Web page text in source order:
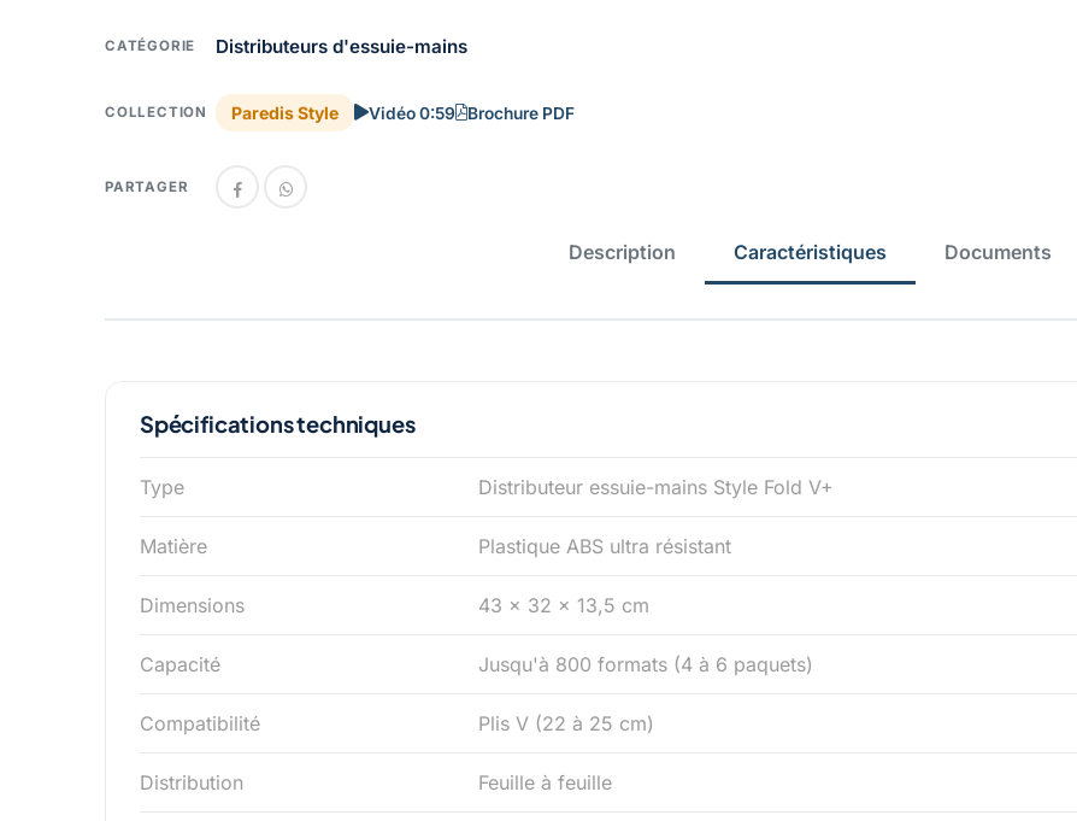
CATÉGORIE Distributeurs d'essuie-mains
COLLECTION Paredis Style Vidéo 0:59 Brochure PDF
PARTAGER
Description Caractéristiques Documents
Spécifications techniques
Type Distributeur essuie-mains Style Fold V+
Matière Plastique ABS ultra résistant
Dimensions 43 × 32 × 13,5 cm
Capacité Jusqu'à 800 formats (4 à 6 paquets)
Compatibilité Plis V (22 à 25 cm)
Distribution Feuille à feuille